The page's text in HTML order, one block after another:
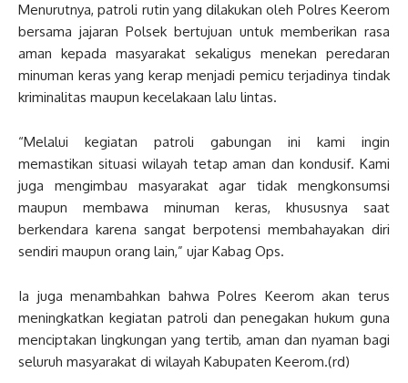
Menurutnya, patroli rutin yang dilakukan oleh Polres Keerom
bersama jajaran Polsek bertujuan untuk memberikan rasa
aman kepada masyarakat sekaligus menekan peredaran
minuman keras yang kerap menjadi pemicu terjadinya tindak
kriminalitas maupun kecelakaan lalu lintas.
“Melalui kegiatan patroli gabungan ini kami ingin
memastikan situasi wilayah tetap aman dan kondusif. Kami
juga mengimbau masyarakat agar tidak mengkonsumsi
maupun membawa minuman keras, khususnya saat
berkendara karena sangat berpotensi membahayakan diri
sendiri maupun orang lain,” ujar Kabag Ops.
Ia juga menambahkan bahwa Polres Keerom akan terus
meningkatkan kegiatan patroli dan penegakan hukum guna
menciptakan lingkungan yang tertib, aman dan nyaman bagi
seluruh masyarakat di wilayah Kabupaten Keerom.(rd)